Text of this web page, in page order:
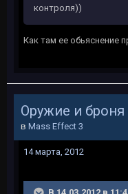
контроля))
Как там ее обьяснение
Оружие и броня
в Mass Effect 3
14 марта, 2012